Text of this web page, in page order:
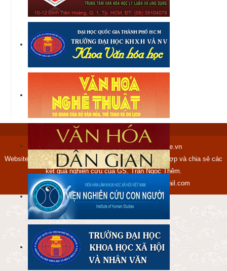
Copyright © 2012-2017 tranngocthem.name.vn
Website tranngocthem.name.vn được lập ra nhằm tập hợp và chia sẻ các
kết quả nghiên cứu của GS. Trần Ngọc Thêm.
Mọi ý kiến xin gửi về địa chỉ:ngocthem@gmail.com